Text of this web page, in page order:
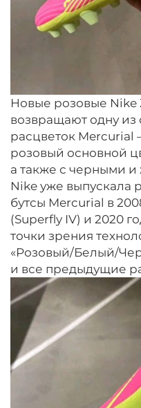
Новые розовые Nike
возвращают одну из
расцветок Mercurial
розовый основной
а также с черными
Nike уже выпускала
бутсы Mercurial в
(Superfly IV) и 2020
точки зрения
«Розовый/Белый/
и все предыдущие